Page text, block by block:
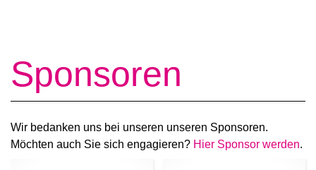
Sponsoren
Wir bedanken uns bei unseren unseren Sponsoren.
Möchten auch Sie sich engagieren? Hier Sponsor werden.